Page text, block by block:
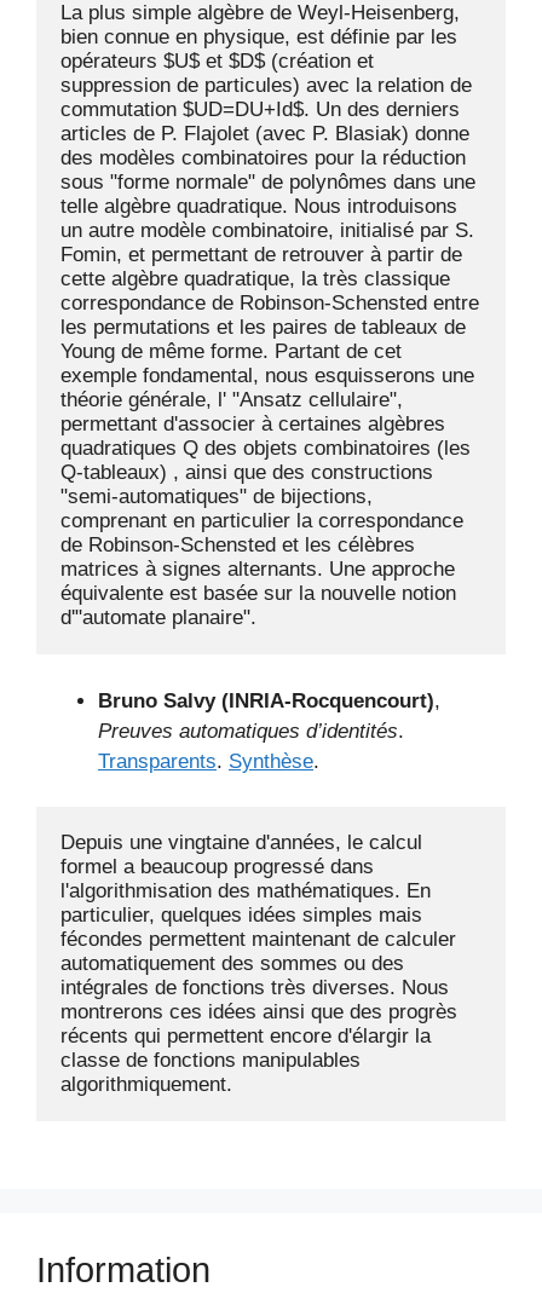
La plus simple algèbre de Weyl-Heisenberg,
bien connue en physique, est définie par les
opérateurs $U$ et $D$ (création et
suppression de particules) avec la relation de
commutation $UD=DU+Id$. Un des derniers
articles de P. Flajolet (avec P. Blasiak) donne
des modèles combinatoires pour la réduction
sous "forme normale" de polynômes dans une
telle algèbre quadratique. Nous introduisons
un autre modèle combinatoire, initialisé par S.
Fomin, et permettant de retrouver à partir de
cette algèbre quadratique, la très classique
correspondance de Robinson-Schensted entre
les permutations et les paires de tableaux de
Young de même forme. Partant de cet
exemple fondamental, nous esquisserons une
théorie générale, l' "Ansatz cellulaire",
permettant d'associer à certaines algèbres
quadratiques Q des objets combinatoires (les
Q-tableaux) , ainsi que des constructions
"semi-automatiques" de bijections,
comprenant en particulier la correspondance
de Robinson-Schensted et les célèbres
matrices à signes alternants. Une approche
équivalente est basée sur la nouvelle notion
d'"automate planaire".
Bruno Salvy (INRIA-Rocquencourt),
Preuves automatiques d’identités.
Transparents. Synthèse.
Depuis une vingtaine d'années, le calcul
formel a beaucoup progressé dans
l'algorithmisation des mathématiques. En
particulier, quelques idées simples mais
fécondes permettent maintenant de calculer
automatiquement des sommes ou des
intégrales de fonctions très diverses. Nous
montrerons ces idées ainsi que des progrès
récents qui permettent encore d'élargir la
classe de fonctions manipulables
Information